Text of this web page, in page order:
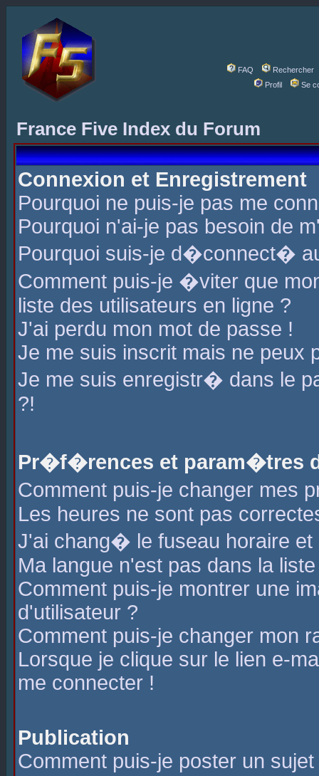
FAQ
Rechercher
Profil
Se
France Five Index du Forum
Connexion et Enregistrement
Pourquoi ne puis-je pas me
Pourquoi n'ai-je pas besoin de
Pourquoi suis-je d�connect�
Comment puis-je �viter que
liste des utilisateurs en ligne ?
J'ai perdu mon mot de passe !
Je me suis inscrit mais ne peux
Je me suis enregistr� dans le
?!
Pr�f�rences et param�tres
Comment puis-je changer mes
Les heures ne sont pas
J'ai chang� le fuseau horaire
Ma langue n'est pas dans la
Comment puis-je montrer une
d'utilisateur ?
Comment puis-je changer mon
Lorsque je clique sur le lien e-
me connecter !
Publication
Comment puis-je poster un